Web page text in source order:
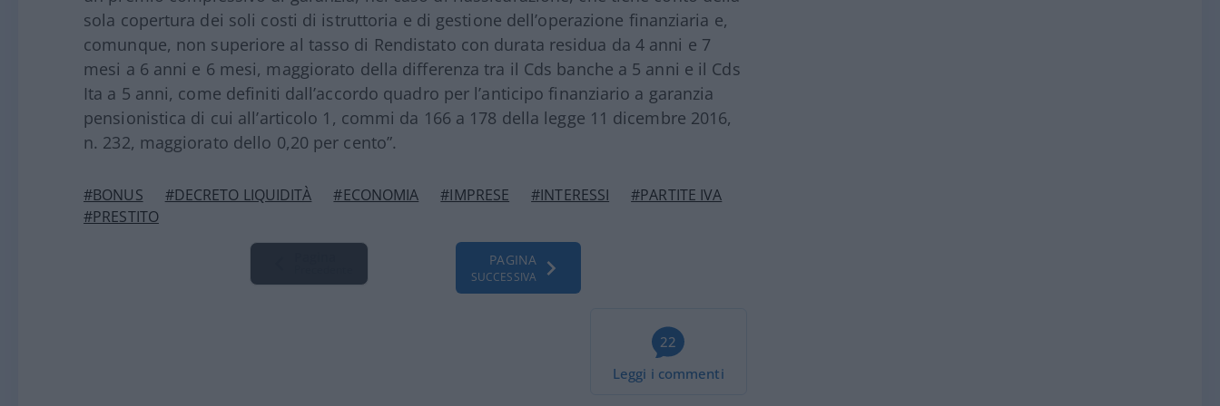
sola copertura dei soli costi di istruttoria e di gestione dell’operazione finanziaria e,
comunque, non superiore al tasso di Rendistato con durata residua da 4 anni e 7
mesi a 6 anni e 6 mesi, maggiorato della differenza tra il Cds banche a 5 anni e il Cds
Ita a 5 anni, come definiti dall’accordo quadro per l’anticipo finanziario a garanzia
pensionistica di cui all’articolo 1, commi da 166 a 178 della legge 11 dicembre 2016,
n. 232, maggiorato dello 0,20 per cento”.
#BONUS #DECRETO LIQUIDITÀ #ECONOMIA #IMPRESE #INTERESSI
#PARTITE IVA
#PRESTITO
PAGINA
SUCCESSIVA
22
Leggi i commenti